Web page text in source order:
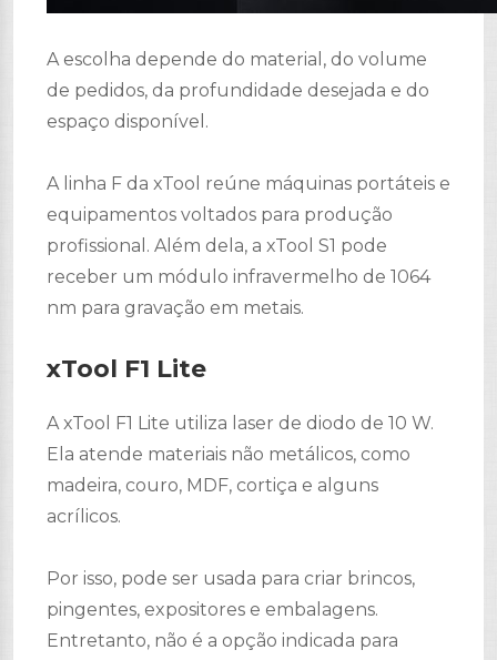
A escolha depende do material, do volume
de pedidos, da profundidade desejada e do
espaço disponível.
A linha F da xTool reúne máquinas portáteis e
equipamentos voltados para produção
profissional. Além dela, a xTool S1 pode
receber um módulo infravermelho de 1064
nm para gravação em metais.
xTool F1 Lite
A xTool F1 Lite utiliza laser de diodo de 10 W.
Ela atende materiais não metálicos, como
madeira, couro, MDF, cortiça e alguns
acrílicos.
Por isso, pode ser usada para criar brincos,
pingentes, expositores e embalagens.
Entretanto, não é a opção indicada para